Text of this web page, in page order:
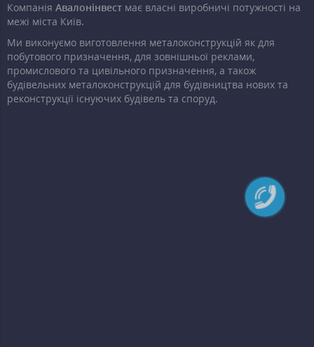
Компанія Авалонінвест має власні виробничі потужності на
межі міста Київ.
Ми виконуємо виготовлення металоконструкцій як для
побутового призначення, для зовнішньої реклами,
промислового та цивільного призначення, а також
будівельних металоконструкцій для будівництва нових та
реконструкції існуючих будівель та споруд.